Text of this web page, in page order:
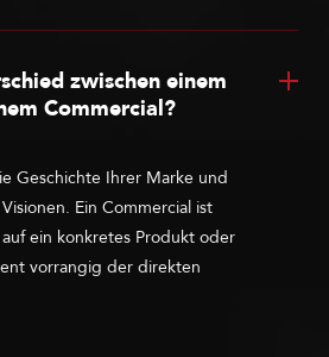
zwischen einem
Commercial?
Geschichte Ihrer Marke und
Ein Commercial ist
ein konkretes Produkt oder
vorrangig der direkten